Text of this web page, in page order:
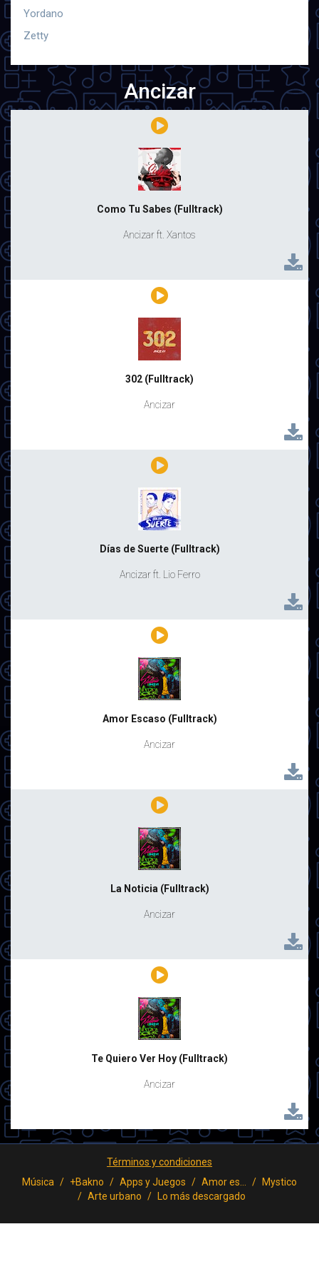
Yordano
Zetty
Ancizar
Como Tu Sabes (Fulltrack)
Ancizar ft. Xantos
302 (Fulltrack)
Ancizar
Días de Suerte (Fulltrack)
Ancizar ft. Lio Ferro
Amor Escaso (Fulltrack)
Ancizar
La Noticia (Fulltrack)
Ancizar
Te Quiero Ver Hoy (Fulltrack)
Ancizar
Términos y condiciones
Música
+Bakno Apps y Juegos Amor es...
Mystico
Arte urbano
Lo más descargado